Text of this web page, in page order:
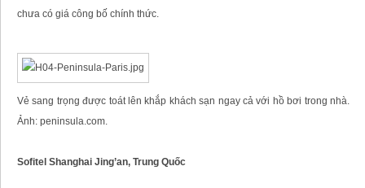
chưa có giá công bố chính thức.
Vẻ sang trọng được toát lên khắp khách sạn ngay cả với hồ bơi trong nhà.
Ảnh: peninsula.com.
Sofitel Shanghai Jing’an, Trung Quốc